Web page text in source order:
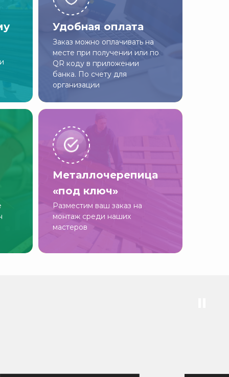
Удобная оплата
Заказ можно оплачивать на
месте при получении или по
QR коду в приложении
банка. По счету для
организации
Металлочерепица
«под ключ»
Разместим ваш заказ на
монтаж среди наших
мастеров